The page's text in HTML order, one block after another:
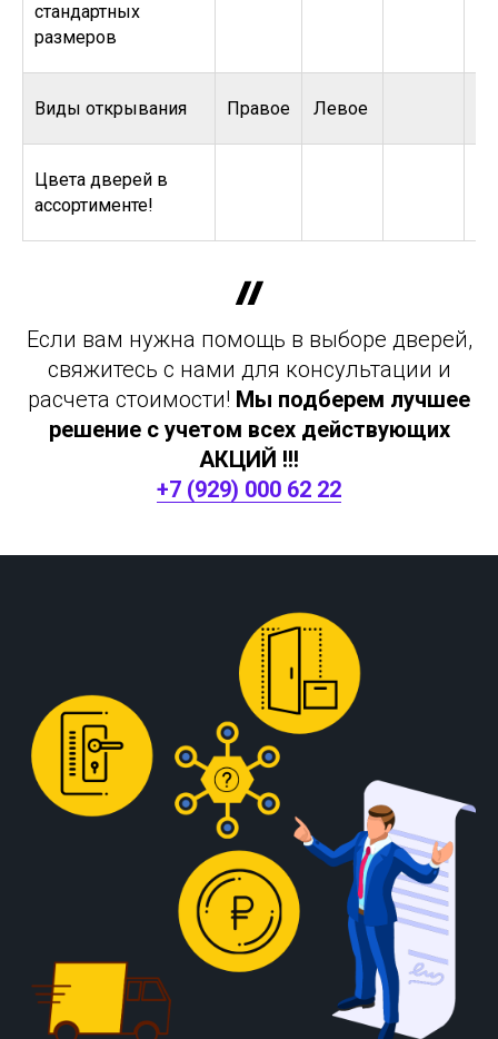
стандартных
размеров
Виды открывания Правое Левое
Цвета дверей в
ассортименте!
Если вам нужна помощь в выборе дверей,
свяжитесь с нами для консультации и
расчета стоимости! Мы подберем лучшее
решение с учетом всех действующих
АКЦИЙ !!!
+7 (929) 000 62 22